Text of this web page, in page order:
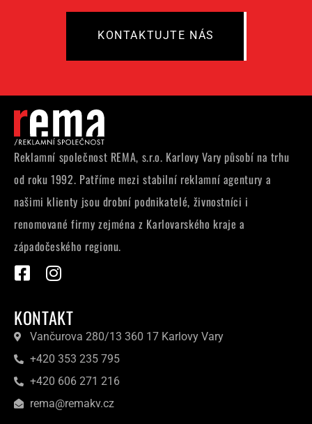
KONTAKTUJTE NÁS
Reklamní společnost REMA, s.r.o. Karlovy Vary působí na trhu
od roku 1992. Patříme mezi stabilní reklamní agentury a
našimi klienty jsou drobní podnikatelé, živnostníci i
renomované firmy zejména z Karlovarského kraje a
západočeského regionu.
KONTAKT
Vančurova 280/13 360 17 Karlovy Vary
+420 353 235 795
+420 606 271 216
rema@remakv.cz